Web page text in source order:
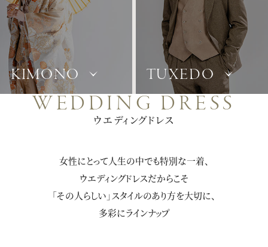
KIMONO TUXEDO
WEDDING DRESS
ウエディングドレス
女性にとって人生の中でも特別な一着、
ウエディングドレスだからこそ
「その人らしい」スタイルのあり方を大切に、
多彩にラインナップ